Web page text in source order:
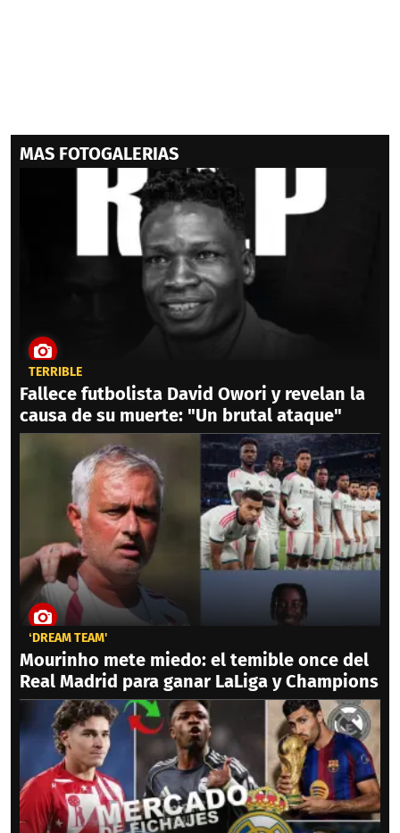
MAS FOTOGALERIAS
TERRIBLE
Fallece futbolista David Owori y revelan la
causa de su muerte: "Un brutal ataque"
‘DREAM TEAM'
Mourinho mete miedo: el temible once del
Real Madrid para ganar LaLiga y Champions